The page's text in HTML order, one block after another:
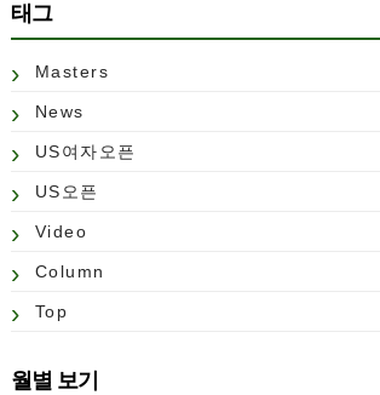
태그
Masters
News
US여자오픈
US오픈
Video
Column
Top
월별 보기